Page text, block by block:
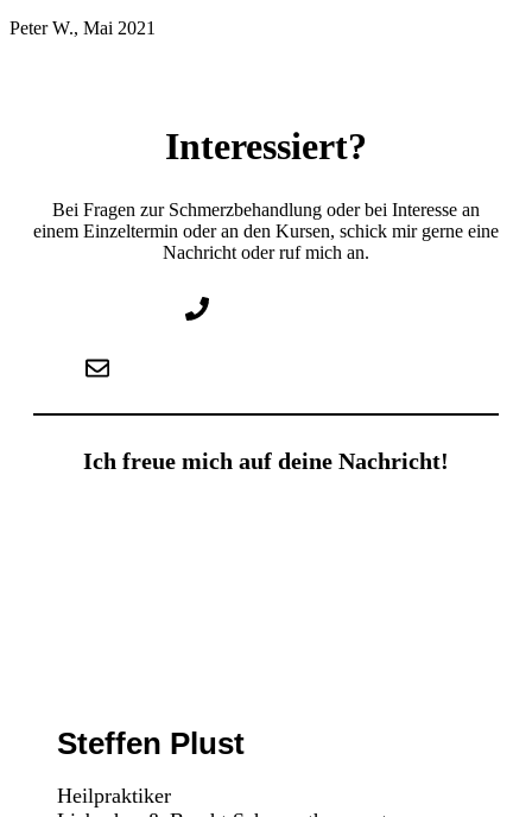
Peter W., Mai 2021
Interessiert?
Bei Fragen zur Schmerzbehandlung oder bei Interesse an
einem Einzeltermin oder an den Kursen, schick mir gerne eine
Nachricht oder ruf mich an.
0178 - 73 20 285
info@schmerztherapeut-rostock.de
Ich freue mich auf deine Nachricht!
Steffen Plust
Heilpraktiker